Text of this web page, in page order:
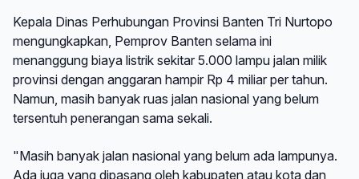
Kepala Dinas Perhubungan Provinsi Banten Tri Nurtopo
mengungkapkan, Pemprov Banten selama ini
menanggung biaya listrik sekitar 5.000 lampu jalan milik
provinsi dengan anggaran hampir Rp 4 miliar per tahun.
Namun, masih banyak ruas jalan nasional yang belum
tersentuh penerangan sama sekali.
"Masih banyak jalan nasional yang belum ada lampunya.
Ada juga yang dipasang oleh kabupaten atau kota dan